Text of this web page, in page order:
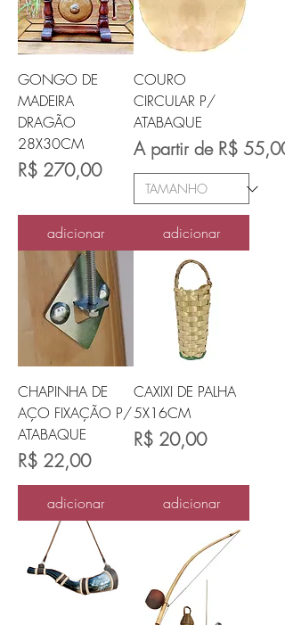
GONGO DE
MADEIRA
DRAGÃO
28X30CM
Preço
R$ 270,00
adicionar
COURO
CIRCULAR P/
ATABAQUE
A partir de R$ 55,00
Preço promocional
adicionar
CHAPINHA DE
AÇO FIXAÇÃO P/
ATABAQUE
Preço
R$ 22,00
adicionar
CAXIXI DE PALHA
5X16CM
Preço
R$ 20,00
adicionar